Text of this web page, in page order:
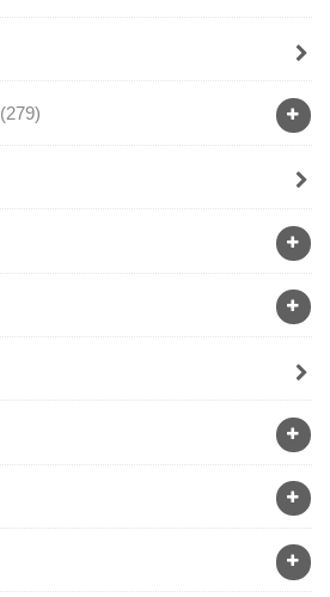
(279)